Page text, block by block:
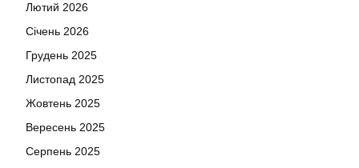
Лютий 2026
Січень 2026
Грудень 2025
Листопад 2025
Жовтень 2025
Вересень 2025
Серпень 2025